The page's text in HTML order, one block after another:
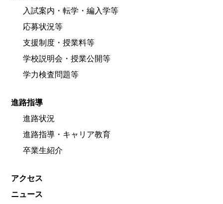
入試案内・転学・編入学等
応募状況等
支援制度・授業料等
学校説明会・授業公開等
学力検査問題等
進路指導
進路状況
進路指導・キャリア教育
卒業生紹介
アクセス
ニュース